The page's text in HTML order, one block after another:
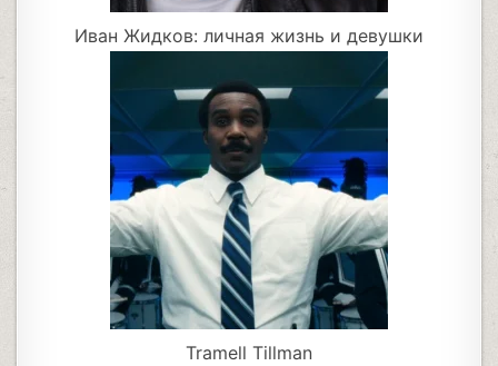
Иван Жидков: личная жизнь и девушки
Tramell Tillman